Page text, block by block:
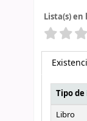
Lista(s)
Valoración
Tipo
Libro